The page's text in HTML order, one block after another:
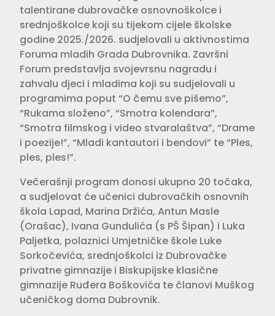
talentirane dubrovačke osnovnoškolce i
srednjoškolce koji su tijekom cijele školske
godine 2025./2026. sudjelovali u aktivnostima
Foruma mladih Grada Dubrovnika. Završni
Forum predstavlja svojevrsnu nagradu i
zahvalu djeci i mladima koji su sudjelovali u
programima poput “O čemu sve pišemo”,
“Rukama složeno”, “Smotra kolendara”,
“Smotra filmskog i video stvaralaštva”, “Drame
i poezije!”, “Mladi kantautori i bendovi” te “Ples,
ples, ples!”.
Večerašnji program donosi ukupno 20 točaka,
a sudjelovat će učenici dubrovačkih osnovnih
škola Lapad, Marina Držića, Antun Masle
(Orašac), Ivana Gundulića (s PŠ Šipan) i Luka
Paljetka, polaznici Umjetničke škole Luke
Sorkočevića, srednjoškolci iz Dubrovačke
privatne gimnazije i Biskupijske klasične
gimnazije Ruđera Boškovića te članovi Muškog
učeničkog doma Dubrovnik.